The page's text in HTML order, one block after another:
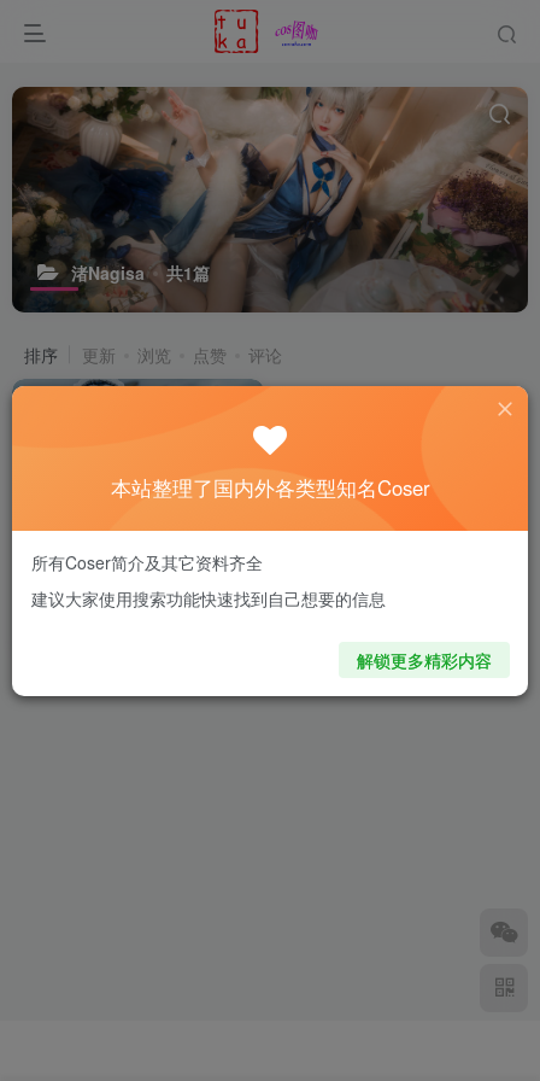
渚Nagisa 共1篇
排序 更新 浏览 点赞 评论
魅影制裁！渚Nagisa化身咲
夜，于例大祭掀起绝对领域风
本站整理了国内外各类型知名Coser
所有Coser简介及其它资料齐全
建议大家使用搜索功能快速找到自己想要的信息
解锁更多精彩内容